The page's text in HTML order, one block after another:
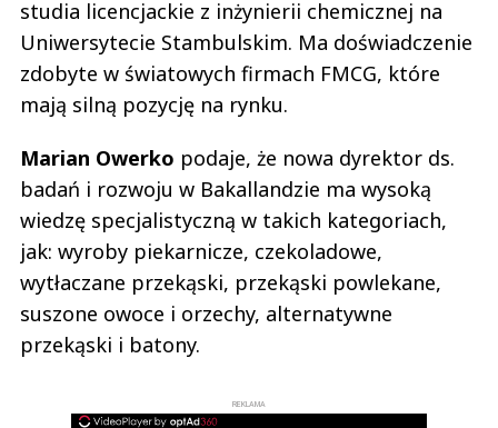
studia licencjackie z inżynierii chemicznej na
Uniwersytecie Stambulskim. Ma doświadczenie
zdobyte w światowych firmach FMCG, które
mają silną pozycję na rynku.
Marian Owerko podaje, że nowa dyrektor ds.
badań i rozwoju w Bakallandzie ma wysoką
wiedzę specjalistyczną w takich kategoriach,
jak: wyroby piekarnicze, czekoladowe,
wytłaczane przekąski, przekąski powlekane,
suszone owoce i orzechy, alternatywne
przekąski i batony.
REKLAMA